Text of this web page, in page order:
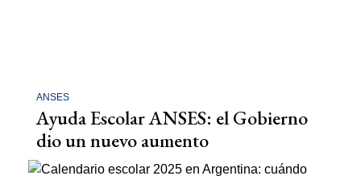
ANSES
Ayuda Escolar ANSES: el Gobierno
dio un nuevo aumento